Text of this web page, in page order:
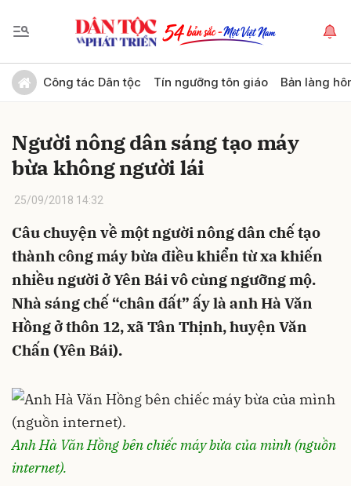
Công tác Dân tộc Tín ngưỡng tôn giáo Bản làng
Người nông dân sáng tạo máy
bừa không người lái
25/09/2018 14:32
Câu chuyện về một người nông dân chế tạo
thành công máy bừa điều khiển từ xa khiến
nhiều người ở Yên Bái vô cùng ngưỡng mộ.
Nhà sáng chế “chân đất” ấy là anh Hà Văn
Hồng ở thôn 12, xã Tân Thịnh, huyện Văn
Chấn (Yên Bái).
Anh Hà Văn Hồng bên chiếc máy bừa của mình (nguồn
internet).
Gửi bình luận
Hủy Gửi